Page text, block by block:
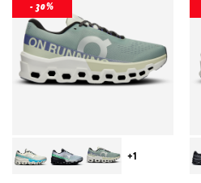
+1
- 30%